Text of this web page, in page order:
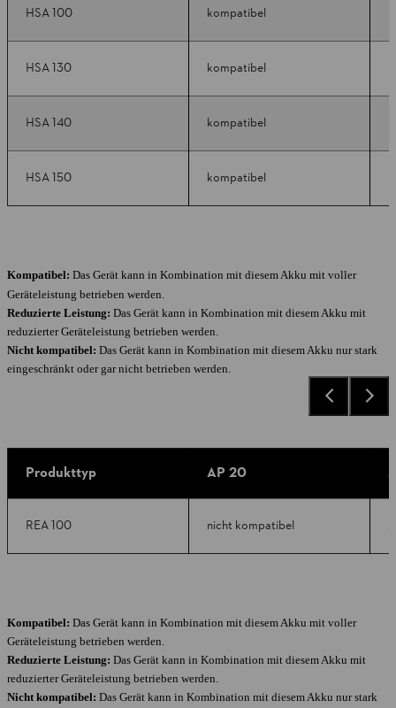
HSA 100 kompatibel
HSA 130 kompatibel
HSA 140 kompatibel
HSA 150 kompatibel
Kompatibel: Das Gerät kann in Kombination mit diesem Akku mit voller
Geräteleistung betrieben werden.
Reduzierte Leistung: Das Gerät kann in Kombination mit diesem Akku mit
reduzierter Geräteleistung betrieben werden.
Nicht kompatibel: Das Gerät kann in Kombination mit diesem Akku nur stark
eingeschränkt oder gar nicht betrieben werden.
Produkttyp AP 20
REA 100 nicht kompatibel
Kompatibel: Das Gerät kann in Kombination mit diesem Akku mit voller
Geräteleistung betrieben werden.
Reduzierte Leistung: Das Gerät kann in Kombination mit diesem Akku mit
reduzierter Geräteleistung betrieben werden.
Nicht kompatibel: Das Gerät kann in Kombination mit diesem Akku nur stark